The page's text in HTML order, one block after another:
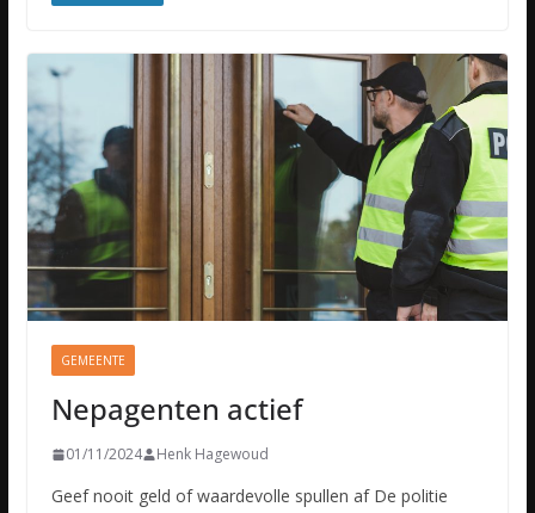
GEMEENTE
Nepagenten actief
01/11/2024 Henk Hagewoud
Geef nooit geld of waardevolle spullen af De politie